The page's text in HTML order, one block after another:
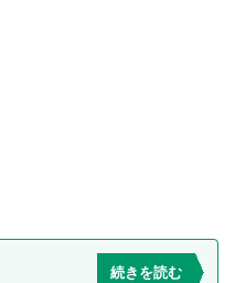
続きを読む